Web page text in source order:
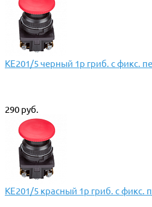
КЕ201/5 черный 1р гриб. с фикс.
290 руб.
КЕ201/5 красный 1р гриб. с фикс.